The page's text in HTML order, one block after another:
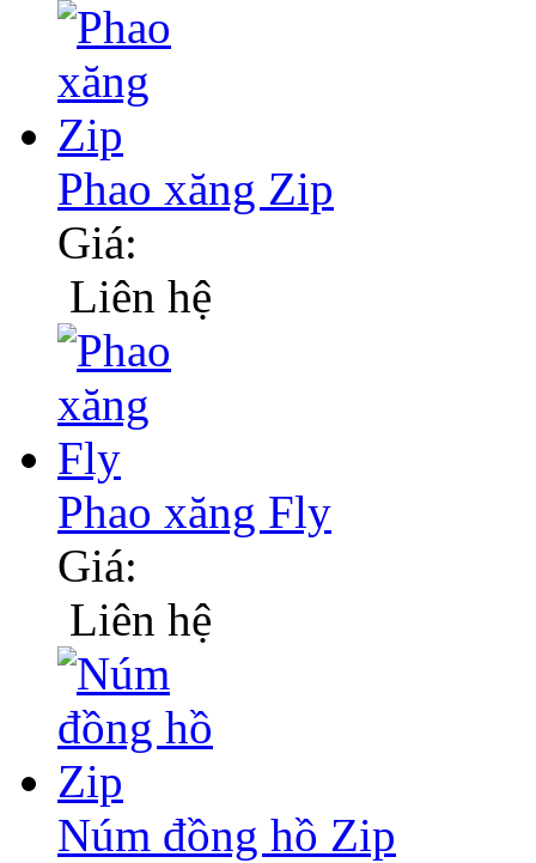
Phao xăng Zip
Giá:
Liên hệ
Phao xăng Fly
Giá:
Liên hệ
Núm đồng hồ Zip